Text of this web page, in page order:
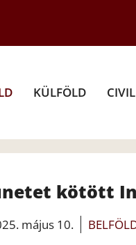
KÜLFÖLD CIVIL
kötött
május 10.